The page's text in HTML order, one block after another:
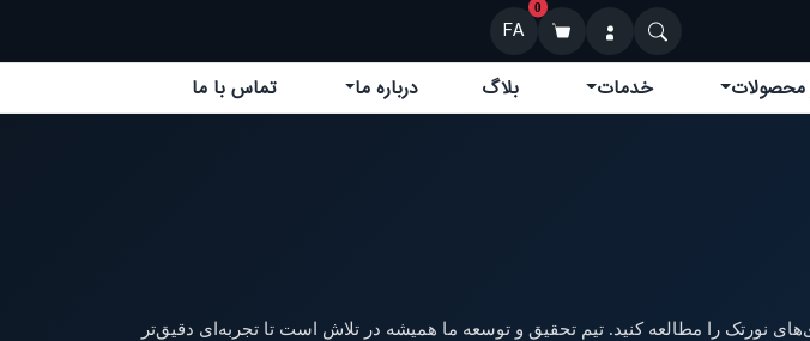
0
FA
محصولات خدمات بلاگ درباره ما تماس با ما
نورتک را مطالعه کنید. تیم تحقیق و توسعه ما همیشه در تلاش است تا تجربه‌ای دقیق‌تر